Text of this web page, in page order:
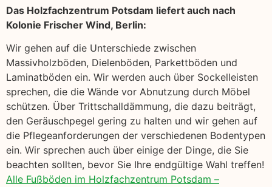
Das Holzfachzentrum Potsdam liefert auch nach
Kolonie Frischer Wind, Berlin:
Wir gehen auf die Unterschiede zwischen
Massivholzböden, Dielenböden, Parkettböden und
Laminatböden ein. Wir werden auch über Sockelleisten
sprechen, die die Wände vor Abnutzung durch Möbel
schützen. Über Trittschalldämmung, die dazu beiträgt,
den Geräuschpegel gering zu halten und wir gehen auf
die Pflegeanforderungen der verschiedenen Bodentypen
ein. Wir sprechen auch über einige der Dinge, die Sie
beachten sollten, bevor Sie Ihre endgültige Wahl treffen!
Alle Fußböden im Holzfachzentrum Potsdam –